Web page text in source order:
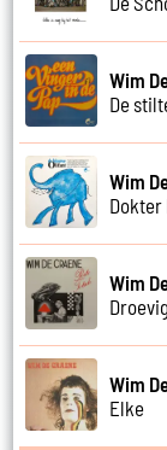
Wim
De
Wim
Dokter
Wim
Wim
Elke